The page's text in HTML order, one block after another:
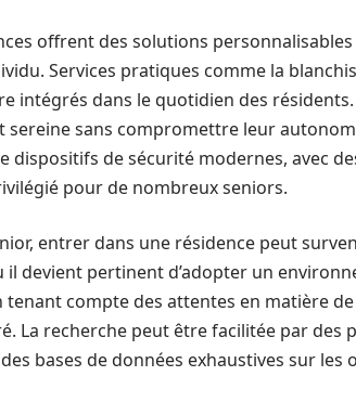
offrent des solutions
Services pratiques comme la
intégrés dans le quotidien des
sereine sans compromettre leur
dispositifs de sécurité modernes, avec
pour de nombreux seniors.
entrer dans une résidence peut
il devient pertinent d’adopter un
tenant compte des attentes en matière
La recherche peut être facilitée par des
bases de données exhaustives sur les